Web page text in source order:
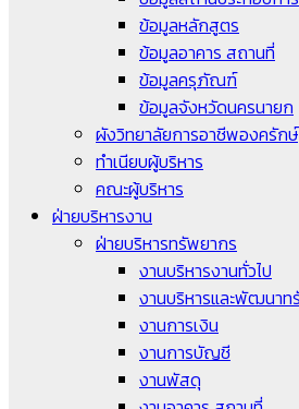
ข้อมูลหลักสูตร
ข้อมูลอาคาร สถานที่
ข้อมูลครุภัณฑ์
ข้อมูลจังหวัดนครนายก
ผังวิทยาลัยการอาชีพองครักษ์
ทำเนียบผู้บริหาร
คณะผู้บริหาร
ฝ่ายบริหารงาน
ฝ่ายบริหารทรัพยากร
งานบริหารงานทั่วไป
งานบริหารและพัฒนา
งานการเงิน
งานการบัญชี
งานพัสดุ